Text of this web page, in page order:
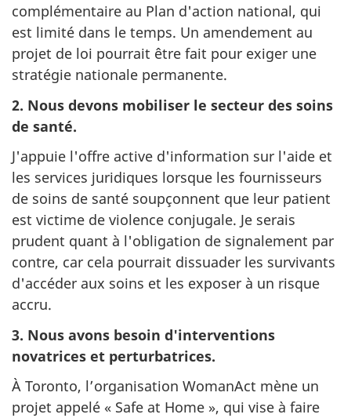
complémentaire au Plan d'action national, qui
est limité dans le temps. Un amendement au
projet de loi pourrait être fait pour exiger une
stratégie nationale permanente.
2. Nous devons mobiliser le secteur des soins
de santé.
J'appuie l'offre active d'information sur l'aide et
les services juridiques lorsque les fournisseurs
de soins de santé soupçonnent que leur patient
est victime de violence conjugale. Je serais
prudent quant à l'obligation de signalement par
contre, car cela pourrait dissuader les survivants
d'accéder aux soins et les exposer à un risque
accru.
3. Nous avons besoin d'interventions
novatrices et perturbatrices.
À Toronto, l’organisation WomanAct mène un
projet appelé « Safe at Home », qui vise à faire